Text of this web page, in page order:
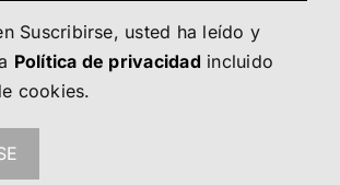
Suscribirse, usted ha leído y
Política de privacidad incluido
cookies.